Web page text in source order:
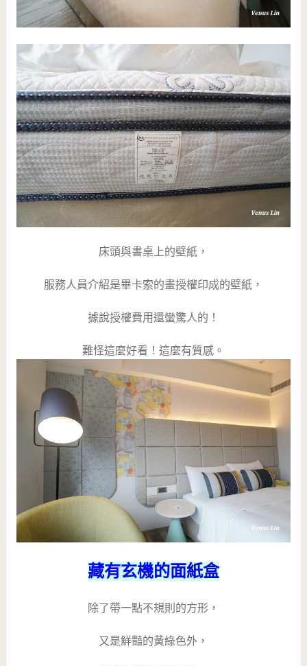
床頭與書桌上的壁紙，
服務人員介紹是畢卡索的畫授權印成的壁紙，
據說授權費用還蠻驚人的！
難怪這麼好看！這麼有質感。
藏有玄機的面紙盒
除了帶一點不規則的方形，
又是鮮豔的黃綠色外，